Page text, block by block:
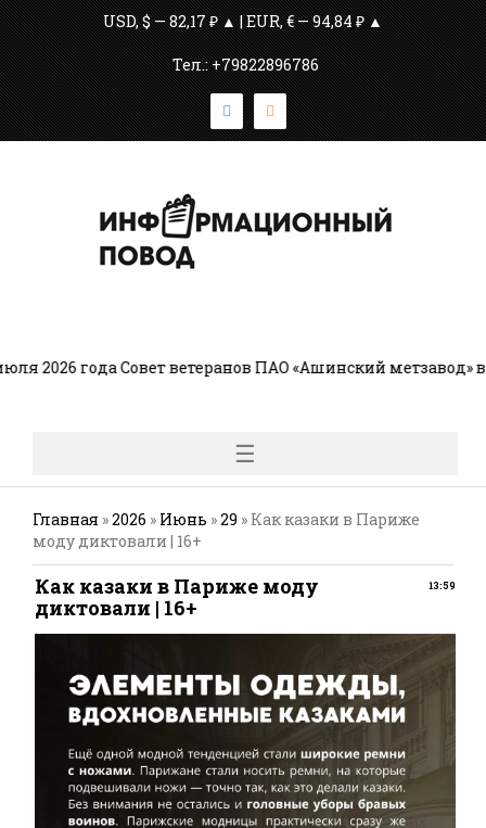
USD, $ — 82,17 ₽ ▲ | EUR, € — 94,84 ₽ ▲
Тел.: +79822896786
года Совет ветеранов ПАО «Ашинский метзавод»
☰
Главная »2026 » Июнь »29 » Как казаки в Париже
моду диктовали | 16+
13:59
Как казаки в Париже моду
диктовали | 16+